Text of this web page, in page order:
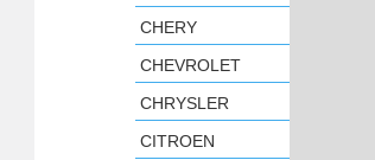
CHERY
CHEVROLET
CHRYSLER
CITROEN